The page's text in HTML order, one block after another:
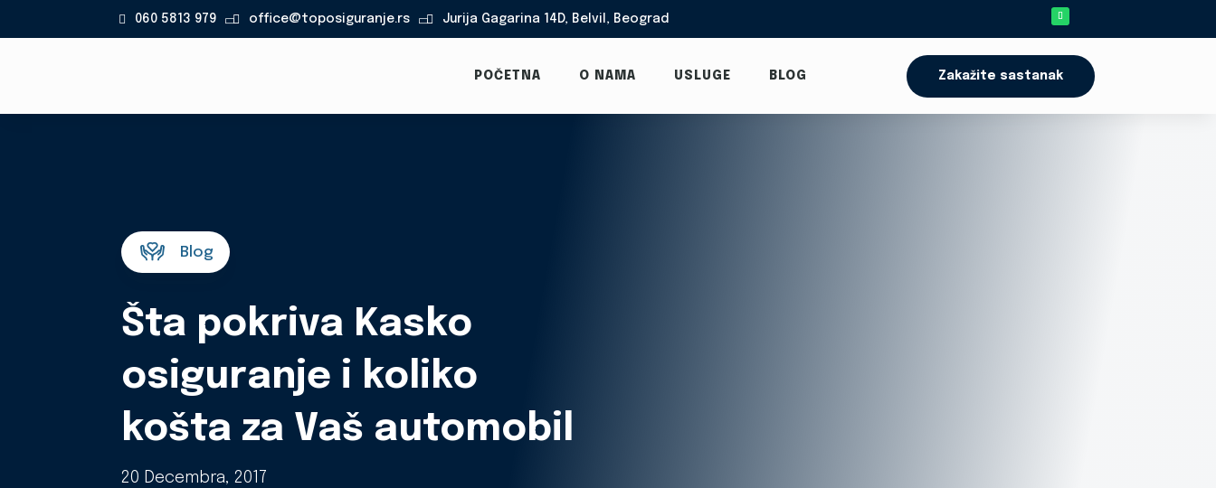
060 5813 979  office@toposiguranje.rs  Jurija Gagarina 14D, Belvil, Beograd
POČETNA O NAMA USLUGE BLOG Zakažite sastanak
Blog
Šta pokriva Kasko
osiguranje i koliko
košta za Vaš automobil
20 Decembra, 2017